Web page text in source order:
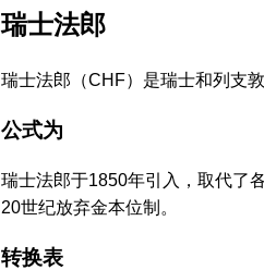
瑞士法郎
瑞士法郎（CHF）是瑞士和列支
公式为
瑞士法郎于1850年引入，取代了
20世纪放弃金本位制。
转换表